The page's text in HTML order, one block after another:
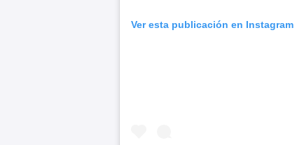
Ver esta publicación en Instagram